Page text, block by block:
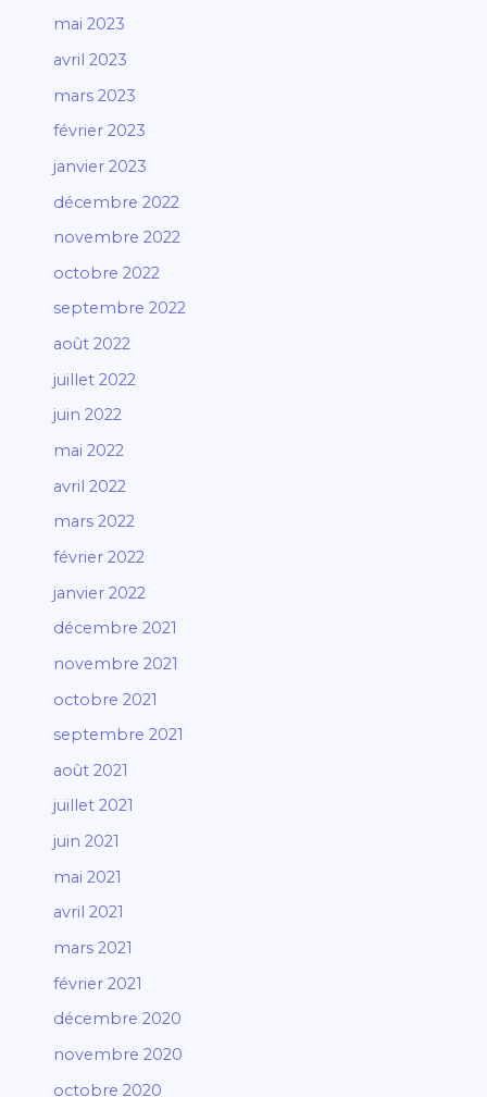
mai 2023
avril 2023
mars 2023
février 2023
janvier 2023
décembre 2022
novembre 2022
octobre 2022
septembre 2022
août 2022
juillet 2022
juin 2022
mai 2022
avril 2022
mars 2022
février 2022
janvier 2022
décembre 2021
novembre 2021
octobre 2021
septembre 2021
août 2021
juillet 2021
juin 2021
mai 2021
avril 2021
mars 2021
février 2021
décembre 2020
novembre 2020
octobre 2020